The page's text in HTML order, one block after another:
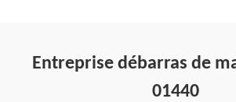
Entreprise débarras de
01440